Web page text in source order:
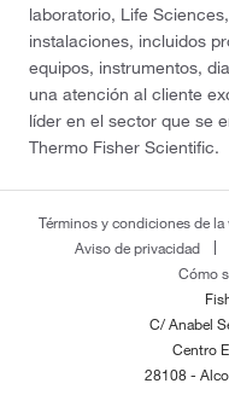
laboratorio, Life
instalaciones, incluidos
equipos, instrumentos,
una atención al cliente
líder en el sector que se
Thermo Fisher Scientific.
Términos y condiciones de la
Aviso de privacidad
Cómo
C/ Anabel
Centro
28108 -